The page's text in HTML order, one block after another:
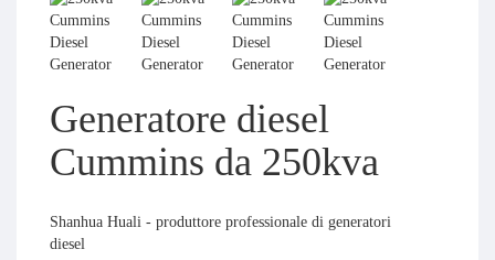
Generatore diesel
Cummins da 250kva
Shanhua Huali - produttore professionale di generatori
diesel